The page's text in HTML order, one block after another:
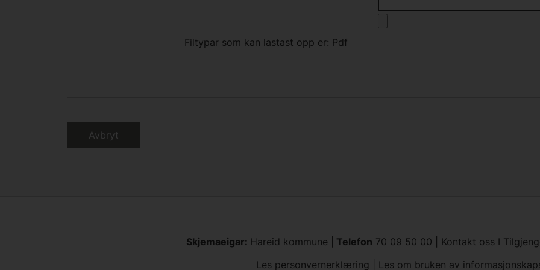
Filtypar som kan lastast opp er: Pdf
Avbryt
Skjemaeigar: Hareid kommune | Telefon 70 09 50 00 | Kontakt oss I
Les personvernerklæring
Les om bruken av